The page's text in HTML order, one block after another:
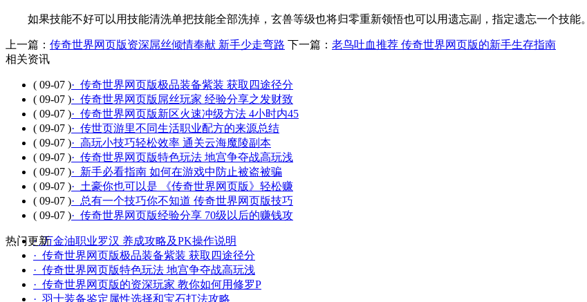
如果技能不好可以用技能清洗单把技能全部洗掉，玄兽等级也将归零重新领悟也可以用遗忘副，指定遗忘一个技能。
上一篇： 传奇世界网页版资深屌丝倾情奉献 新手少走弯路 下一篇： 老鸟吐血推荐 传奇世界网页版的新手生存指南
相关资讯
( 09-07 )· 传奇世界网页版极品装备紫装 获取四途径分
( 09-07 )· 传奇世界网页版屌丝玩家 经验分享之发财致
( 09-07 )· 传奇世界网页版新区火速冲级方法 4小时内45
( 09-07 )· 传世页游里不同生活职业配方的来源总结
( 09-07 )· 高玩小技巧轻松效率 通关云海魔陵副本
( 09-07 )· 传奇世界网页版特色玩法 地宫争夺战高玩浅
( 09-07 )· 新手必看指南 如何在游戏中防止被盗被骗
( 09-07 )· 土豪你也可以是 《传奇世界网页版》轻松赚
( 09-07 )· 总有一个技巧你不知道 传奇世界网页版技巧
( 09-07 )· 传奇世界网页版经验分享 70级以后的赚钱攻
热门更新· 万金油职业罗汉 养成攻略及PK操作说明
· 传奇世界网页版极品装备紫装 获取四途径分
· 传奇世界网页版特色玩法 地宫争夺战高玩浅
· 传奇世界网页版的资深玩家 教你如何用修罗P
· 羽士装备鉴定属性选择和宝石打法攻略